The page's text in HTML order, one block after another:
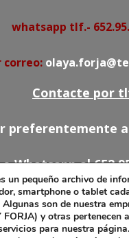
whatsapp tlf.-
correo:
Contacte por
preferentemente al
o Whatsapp al
91.527.54.78
652.95.32.97
un pequeño archivo de
smartphone o tablet
son de nuestra
FORJA) y otras pertenecen
para nuestra página.